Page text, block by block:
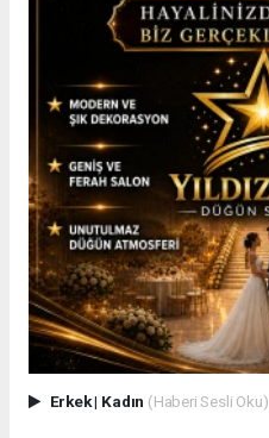
Erkek| Kadın (Haberi Sesli Oku)